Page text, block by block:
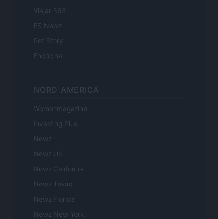
Viajar 365
ES Newz
Pet Story
Encocina
NORD AMERICA
Womanmagazine
Investing Plus
Newz
Newz US
Newz California
Newz Texas
Newz Florida
Newz New York